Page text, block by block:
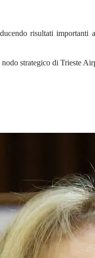
risultati importanti
strategico di Trieste